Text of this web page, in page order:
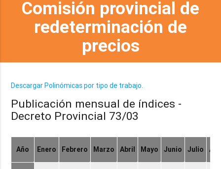
Comisión provincial de
redeterminación de
precios
Descargar Polinómicas por tipo de trabajo.
Publicación mensual de índices -
Decreto Provincial 73/03
Año Enero Febrero Marzo Abril Mayo Junio Julio